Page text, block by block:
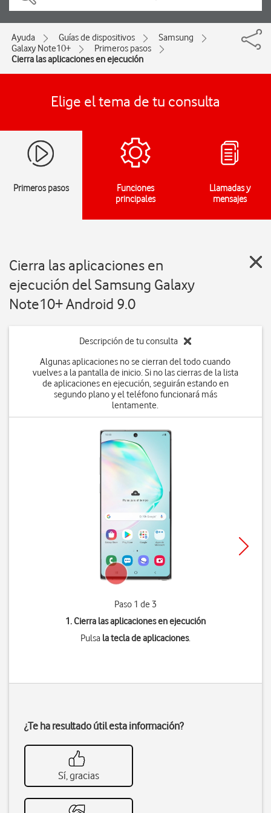
Ayuda Guías de dispositivos
Samsung
Galaxy Note10+
Primeros pasos
Cierra las aplicaciones en ejecución
Elige el tema de tu consulta
Primeros pasos
Funciones
principales
Llamadas y
mensajes
Cierra las aplicaciones en
ejecución del Samsung Galaxy
Note10+ Android 9.0
Descripción de tu consulta
Algunas aplicaciones no se cierran del todo cuando
vuelves a la pantalla de inicio. Si no las cierras de la lista
de aplicaciones en ejecución, seguirán estando en
segundo plano y el teléfono funcionará más
lentamente.
Paso 1 de 3
1. Cierra las aplicaciones en ejecución
Pulsa la tecla de aplicaciones.
¿Te ha resultado útil esta información?
Sí, gracias